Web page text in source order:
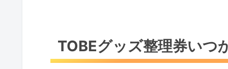
TOBEグッズ整理券いつ